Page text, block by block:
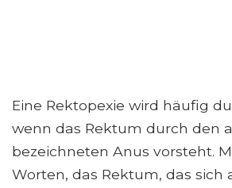
Eine Rektopexie wird häufig
wenn das Rektum durch den
bezeichneten Anus vorsteht.
Worten, das Rektum, das sich